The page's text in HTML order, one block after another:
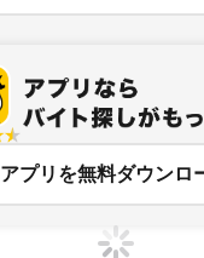
アプリを無料ダウンロ